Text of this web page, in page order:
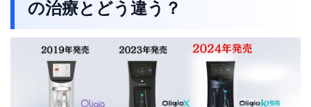
の治療とどう違う？